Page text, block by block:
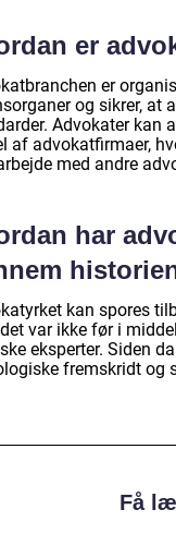
er
er
og sikrer, at
Advokater kan
af advokatfirmaer,
med andre
har
kan spores
var ikke før i
eksperter. Siden
fremskridt og
Få